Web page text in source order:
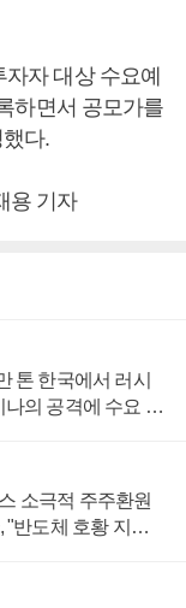
자 대상 수요예
하면서 공모가를
다.
용 기자
톤 한국에서 러시
의 공격에 수요 늘
소극적 주주환원
"반도체 호황 지속